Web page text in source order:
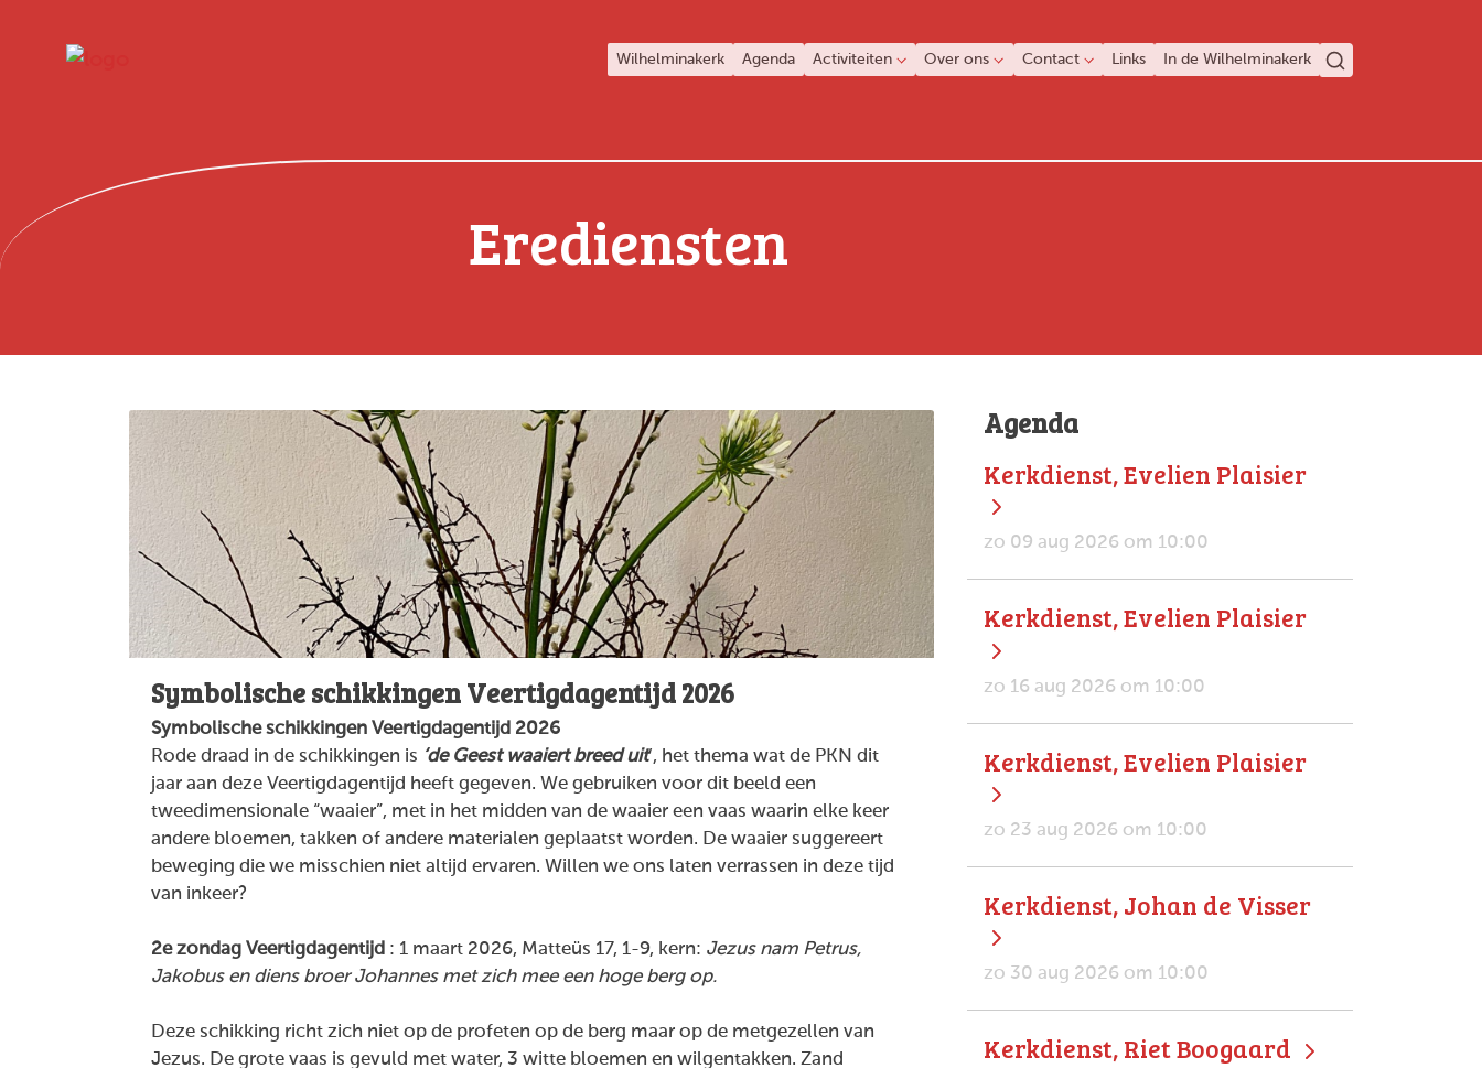
Wilhelminakerk Agenda Activiteiten Over ons Contact Links In de Wilhelminakerk
Erediensten
Symbolische schikkingen Veertigdagentijd 2026
Symbolische schikkingen Veertigdagentijd 2026
Rode draad in de schikkingen is ‘de Geest waaiert breed uit’, het thema wat de PKN dit
jaar aan deze Veertigdagentijd heeft gegeven. We gebruiken voor dit beeld een
tweedimensionale “waaier”, met in het midden van de waaier een vaas waarin elke keer
andere bloemen, takken of andere materialen geplaatst worden. De waaier suggereert
beweging die we misschien niet altijd ervaren. Willen we ons laten verrassen in deze tijd
van inkeer?
2e zondag Veertigdagentijd : 1 maart 2026, Matteüs 17, 1-9, kern: Jezus nam Petrus,
Jakobus en diens broer Johannes met zich mee een hoge berg op.
Deze schikking richt zich niet op de profeten op de berg maar op de metgezellen van
Jezus. De grote vaas is gevuld met water, 3 witte bloemen en wilgentakken. Zand
Agenda
Kerkdienst, Evelien Plaisier
zo 09 aug 2026 om 10:00
Kerkdienst, Evelien Plaisier
zo 16 aug 2026 om 10:00
Kerkdienst, Evelien Plaisier
zo 23 aug 2026 om 10:00
Kerkdienst, Johan de Visser
zo 30 aug 2026 om 10:00
Kerkdienst, Riet Boogaard